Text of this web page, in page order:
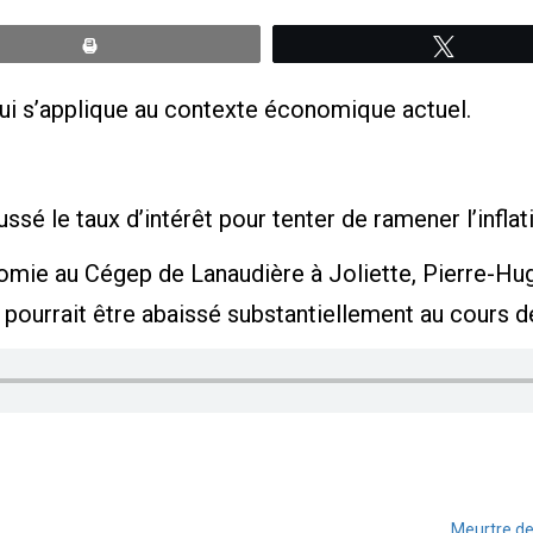
s’applique au contexte économique actuel.
le taux d’intérêt pour tenter de ramener
au Cégep de Lanaudière à Joliette, Pierre-
être abaissé substantiellement au cours